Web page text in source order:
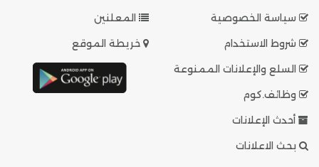
سياسة الخصوصية
شروط الاستخدام
السلع والإعلانات الممنوعة
وظائف.كوم
أحدث الإعلانات
بحث الاعلانات
المعلنين
خريطة الموقع